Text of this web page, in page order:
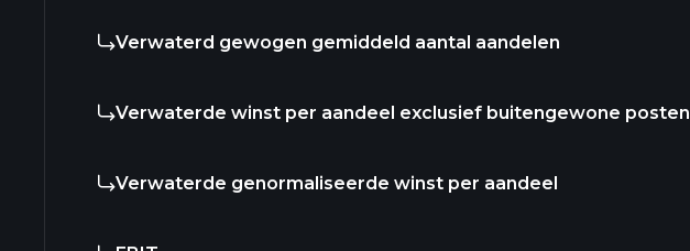
Verwaterd gewogen gemiddeld aantal aandelen
Verwaterde winst per aandeel exclusief buitengewone posten
Verwaterde genormaliseerde winst per aandeel